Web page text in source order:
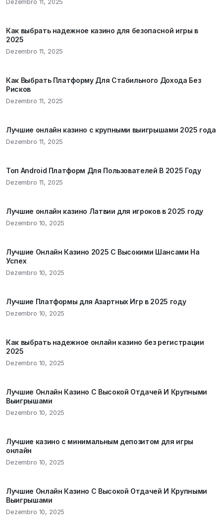
Как выбрать надежное казино для безопасной игры в
2025
Dezembro 11, 2025
Как Выбрать Платформу Для Стабильного Дохода Без
Рисков
Dezembro 11, 2025
Лучшие онлайн казино с крупными выигрышами 2025 года
Dezembro 11, 2025
Топ Android Платформ Для Пользователей В 2025 Году
Dezembro 11, 2025
Лучшие онлайн казино Латвии для игроков в 2025 году
Dezembro 10, 2025
Лучшие Онлайн Казино 2025 С Высокими Шансами На
Успех
Dezembro 10, 2025
Лучшие Платформы для Азартных Игр в 2025 году
Dezembro 10, 2025
Как выбрать надежное онлайн казино без регистрации
2025
Dezembro 10, 2025
Лучшие Онлайн Казино С Высокой Отдачей И Крупными
Выигрышами
Dezembro 10, 2025
Лучшие казино с минимальным депозитом для игры
онлайн
Dezembro 10, 2025
Лучшие Онлайн Казино С Высокой Отдачей И Крупными
Выигрышами
Dezembro 10, 2025